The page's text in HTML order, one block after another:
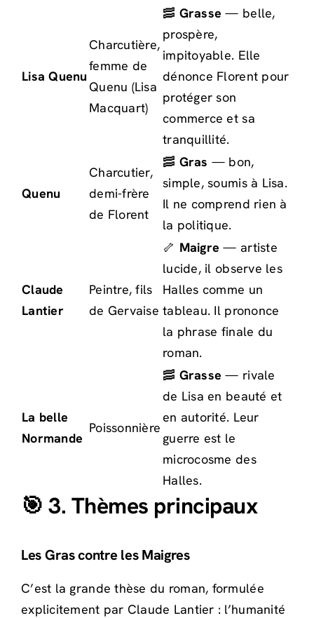
Lisa Quenu
Charcutière,
femme de
Quenu (Lisa
Macquart)
🥓 Grasse — belle,
prospère,
impitoyable. Elle
dénonce Florent pour
protéger son
commerce et sa
tranquillité.
Quenu
Charcutier,
demi-frère
de Florent
🥓 Gras — bon,
simple, soumis à Lisa.
Il ne comprend rien à
la politique.
Claude
Lantier
Peintre, fils
de Gervaise
🦴 Maigre — artiste
lucide, il observe les
Halles comme un
tableau. Il prononce
la phrase finale du
roman.
La belle
Normande
Poissonnière
🥓 Grasse — rivale
de Lisa en beauté et
en autorité. Leur
guerre est le
microcosme des
Halles.
🎯 3. Thèmes principaux
Les Gras contre les Maigres
C’est la grande thèse du roman, formulée
explicitement par Claude Lantier : l’humanité